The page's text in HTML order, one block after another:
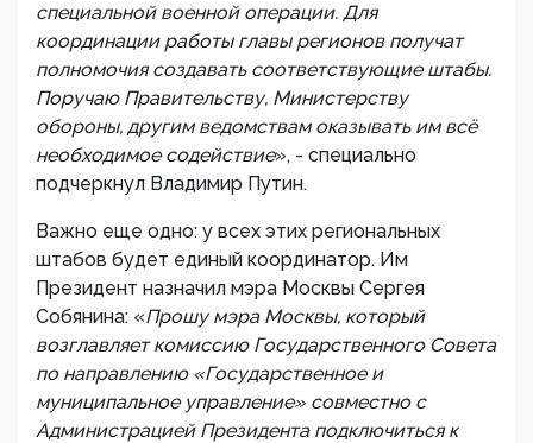
специальной военной операции. Для
координации работы главы регионов получат
полномочия создавать соответствующие штабы.
Поручаю Правительству, Министерству
обороны, другим ведомствам оказывать им всё
необходимое содействие», - специально
подчеркнул Владимир Путин.
Важно еще одно: у всех этих региональных
штабов будет единый координатор. Им
Президент назначил мэра Москвы Сергея
Собянина: «Прошу мэра Москвы, который
возглавляет комиссию Государственного Совета
по направлению «Государственное и
муниципальное управление» совместно с
Администрацией Президента подключиться к